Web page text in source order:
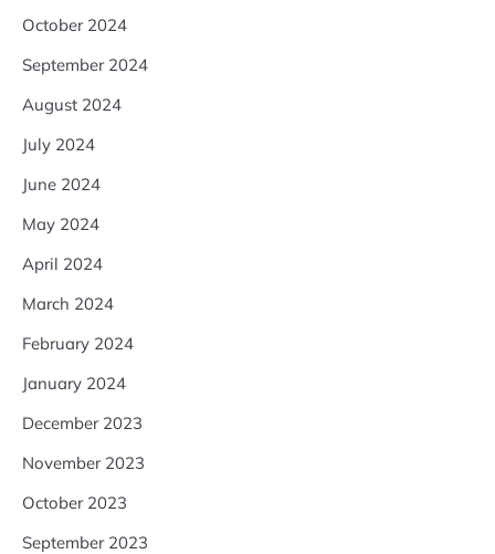
October 2024
September 2024
August 2024
July 2024
June 2024
May 2024
April 2024
March 2024
February 2024
January 2024
December 2023
November 2023
October 2023
September 2023